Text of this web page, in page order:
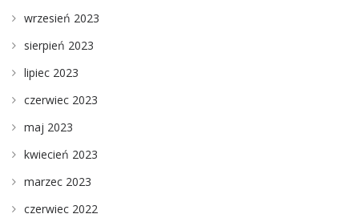
wrzesień 2023
sierpień 2023
lipiec 2023
czerwiec 2023
maj 2023
kwiecień 2023
marzec 2023
czerwiec 2022